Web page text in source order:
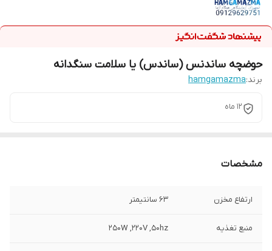
حوضچه ساندنس (ساندس) یا سلامت سنگدانه
برند:hamgamazma
12 ماه
مشخصات
ارتفاع مخزن 63 سانتیمتر
منبع تغذیه 250W ,220V ,50hz